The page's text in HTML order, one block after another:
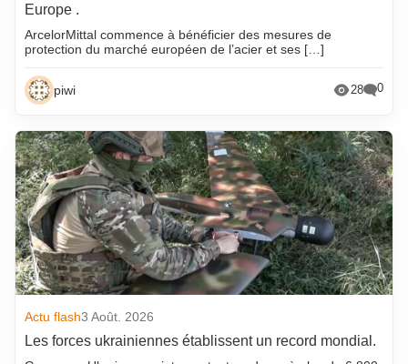
Europe .
ArcelorMittal commence à bénéficier des mesures de
protection du marché européen de l’acier et ses […]
piwi 28 0
Actu flash3 Août. 2026
Les forces ukrainiennes établissent un record mondial.